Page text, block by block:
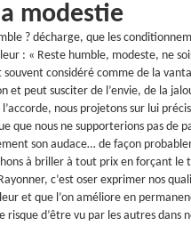
modestie
? décharge, que les
: « Reste humble, modeste, ne
souvent considéré comme de la
et peut susciter de l’envie, de la
nous projetons sur lui
que nous ne supporterions pas de
son audace… de façon
à briller à tout prix en forçant
c’est oser exprimer nos
et que l’on améliore en
d’être vu par les autres dans